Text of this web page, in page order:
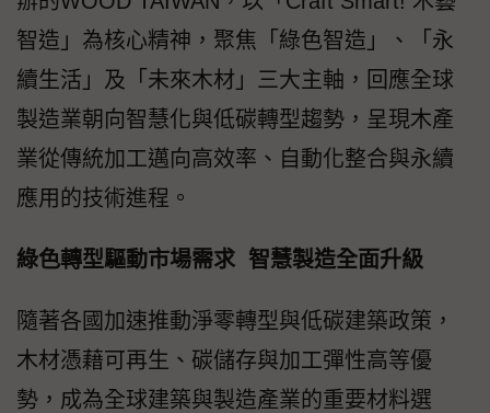
智造」為核心精神，聚焦「綠色智造」、「永
續生活」及「未來木材」三大主軸，回應全球
製造業朝向智慧化與低碳轉型趨勢，呈現木產
業從傳統加工邁向高效率、自動化整合與永續
應用的技術進程。
綠色轉型驅動市場需求 智慧製造全面升級
隨著各國加速推動淨零轉型與低碳建築政策，
木材憑藉可再生、碳儲存與加工彈性高等優
勢，成為全球建築與製造產業的重要材料選